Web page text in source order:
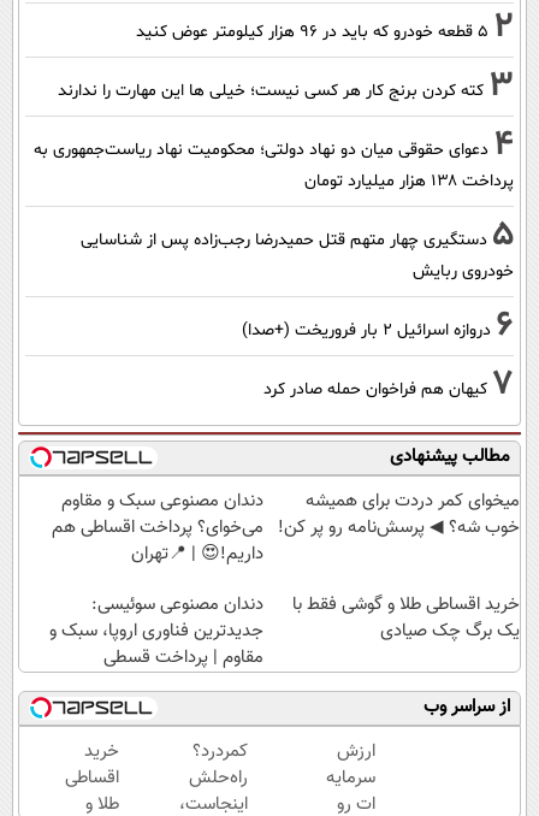
2 ۵ قطعه خودرو که باید در ۹۶ هزار کیلومتر عوض کنید
3 کته کردن برنج کار هر کسی نیست؛ خیلی ها این مهارت را ندارند
4 دعوای حقوقی میان دو نهاد دولتی؛ محکومیت نهاد ریاست‌جمهوری به
پرداخت ۱۳۸ هزار میلیارد تومان
5 دستگیری چهار متهم قتل حمیدرضا رجب‌زاده پس از شناسایی
خودروی ربایش
6 دروازه اسرائیل ۲ بار فروریخت (+صدا)
7 کیهان هم فراخوان حمله صادر کرد
مطالب پیشنهادی
میخوای کمر دردت برای همیشه
خوب شه؟ ◀ پرسش‌نامه رو پر کن!
دندان مصنوعی سبک و مقاوم
می‌خوای؟ پرداخت اقساطی هم
داریم!😍 | 📍تهران
خرید اقساطی طلا و گوشی فقط با
یک برگ چک صیادی
دندان مصنوعی سوئیسی:
جدیدترین فناوری اروپا، سبک و
مقاوم | پرداخت قسطی
از سراسر وب
ارزش
سرمایه
ات رو
کمردرد؟
راه‌حلش
اینجاست،
خرید
اقساطی
طلا و